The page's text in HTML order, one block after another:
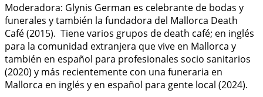
Moderadora: Glynis German es celebrante de bodas y
funerales y también la fundadora del Mallorca Death
Café (2015). Tiene varios grupos de death café; en inglés
para la comunidad extranjera que vive en Mallorca y
también en español para profesionales socio sanitarios
(2020) y más recientemente con una funeraria en
Mallorca en inglés y en español para gente local (2024).